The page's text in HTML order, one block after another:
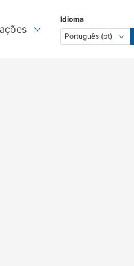
Idioma